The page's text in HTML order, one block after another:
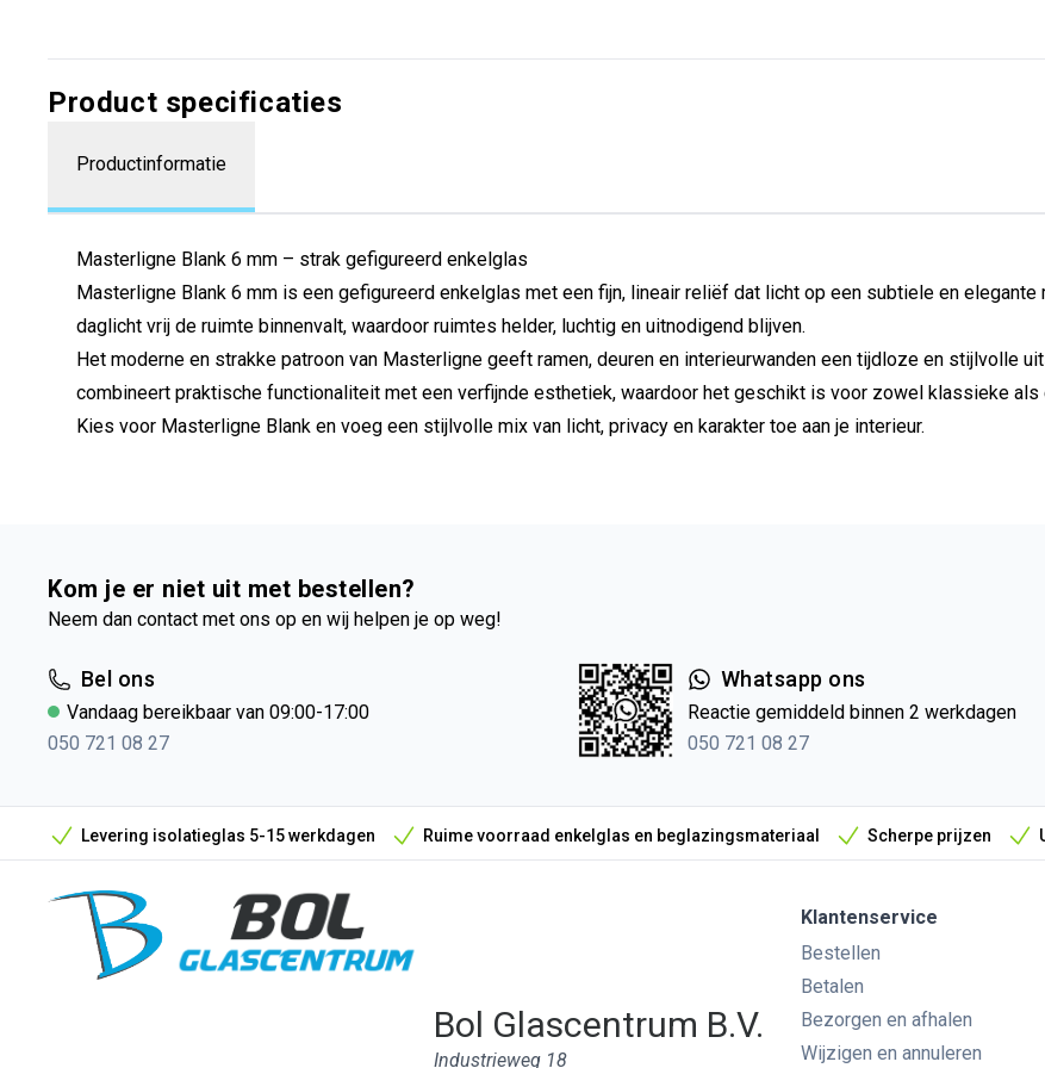
Product specificaties
Productinformatie
Masterligne Blank 6 mm – strak gefigureerd enkelglas
Masterligne Blank 6 mm is een gefigureerd enkelglas met een fijn, lineair reliëf dat licht op een subtiele en
daglicht vrij de ruimte binnenvalt, waardoor ruimtes helder, luchtig en uitnodigend blijven.
Het moderne en strakke patroon van Masterligne geeft ramen, deuren en interieurwanden een tijdloze en stijlvolle
combineert praktische functionaliteit met een verfijnde esthetiek, waardoor het geschikt is voor zowel klassieke
Kies voor Masterligne Blank en voeg een stijlvolle mix van licht, privacy en karakter toe aan je interieur.
Kom je er niet uit met bestellen?
Neem dan contact met ons op en wij helpen je op weg!
Bel ons
Vandaag bereikbaar van 09:00-17:00
050 721 08 27
Whatsapp ons
Reactie gemiddeld binnen 2 werkdagen
050 721 08 27
Levering isolatieglas 5-15 werkdagen Ruime voorraad enkelglas en beglazingsmateriaal Scherpe prijzen
Bol Glascentrum B.V.
Industrieweg 18
Klantenservice
Bestellen
Betalen
Bezorgen en afhalen
Wijzigen en annuleren